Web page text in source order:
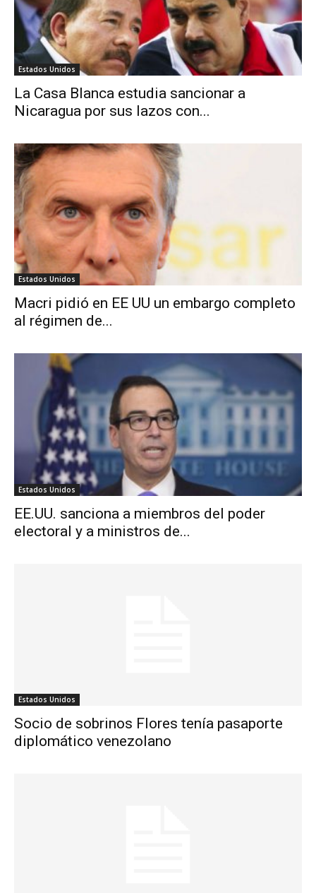
Estados Unidos
La Casa Blanca estudia sancionar a
Nicaragua por sus lazos con...
Estados Unidos
Macri pidió en EE UU un embargo completo
al régimen de...
Estados Unidos
EE.UU. sanciona a miembros del poder
electoral y a ministros de...
Estados Unidos
Socio de sobrinos Flores tenía pasaporte
diplomático venezolano